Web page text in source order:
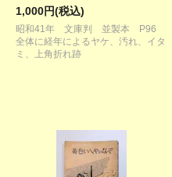
1,000円(税込)
昭和41年 文庫判 並製本 P96
全体に経年によるヤケ、汚れ、イタ
ミ、上角折れ跡